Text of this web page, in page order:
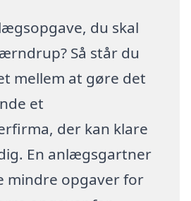
du skal
Så står du
mellem at gøre det
et
der kan klare
En anlægsgartner
mindre opgaver for